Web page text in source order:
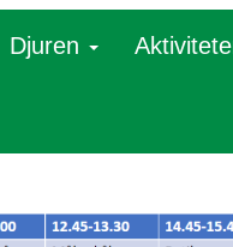
Djuren